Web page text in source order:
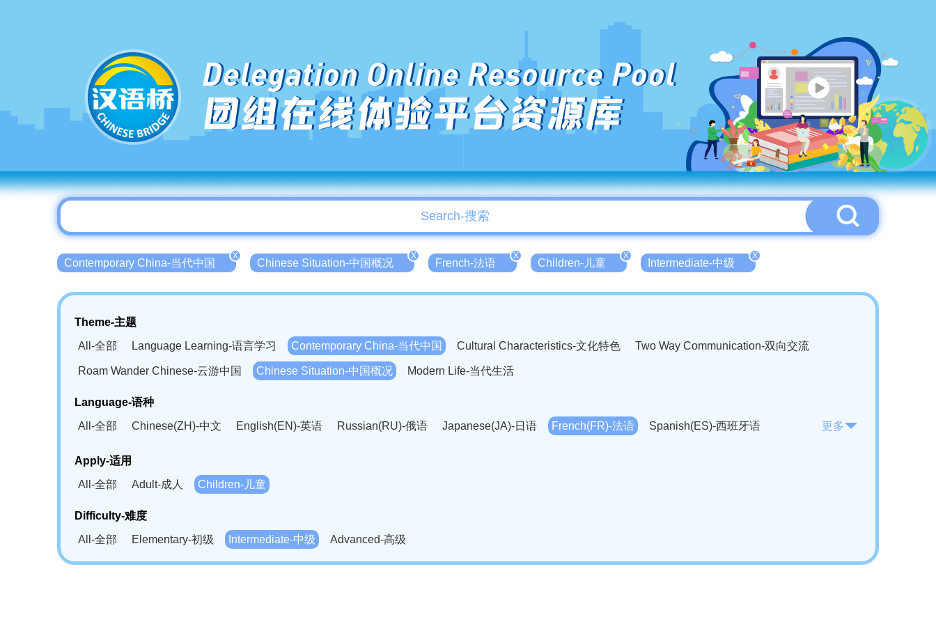
Delegation Online Resource Pool
团组在线体验平台资源库
Contemporary China-当代中国
X
Chinese Situation-中国概况
X
French-法语
X
Children-儿童
X
Intermediate-中级
X
Theme-主题
All-全部
Language Learning-语言学习 Contemporary China-当代中国 Cultural Characteristics-文化特色 Two Way Communication-双向交流
Roam Wander Chinese-云游中国 Chinese Situation-中国概况 Modern Life-当代生活
Language-语种
All-全部
Chinese(ZH)-中文 English(EN)-英语 Russian(RU)-俄语 Japanese(JA)-日语 French(FR)-法语
Spanish(ES)-西班牙语
Bahasa Melayu(MS)-马来语
Swahili(SW)-斯瓦西里语
Kampuchea(KH)-柬埔寨语
更多
Apply-适用
All-全部
Adult-成人 Children-儿童
Difficulty-难度
All-全部
Elementary-初级 Intermediate-中级 Advanced-高级